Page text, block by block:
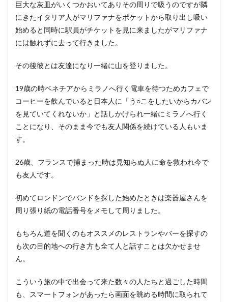
巨大な灰皿がいくつかおいてありその周りで吸うのですが隣
にきたイタリア人がマリファナをポケットから取り出し吸い
始めると同時に駅員がチケットを見に来ましたがマリファナ
には触れずに去って行きました。
その後彼とは友達になり一緒に山を登りました。
19歳の時ベネチアからミラノへ行く電車を待つためカフェで
コーヒーを飲んでいると日本人に「う○こをしたいからカバン
を見ていてくれないか」と話しかけられ一緒にミラノへ行く
ことになり、そのまま今でも友人関係を続けている人もいま
す。
26歳、フランスで捕まった時は見知らぬ人に命を救われ今で
も友人です。
初めてロンドンでバンドを探した始めたときは楽器屋さんを
周り張り紙の電話番号をメモして周りました。
もちろん道を聞くのもオススメのレストランやバーを探すの
も次の目的地への行き方も全て人と話すことは欠かせませ
ん。
こういう旅の中で出会って来た数々の人たちと過ごした時間
も、スマートフォンがあったら画面を眺める時間に取られて